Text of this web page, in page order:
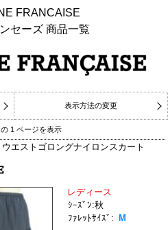
FRANCAISE
セーズ 商品一覧
表示方法の変更
1 ページを表示
エストゴロングナイロンスカート
レディース
ｼｰｽﾞﾝ:秋
ﾌｧﾚｯﾄｻｲｽﾞ:
M